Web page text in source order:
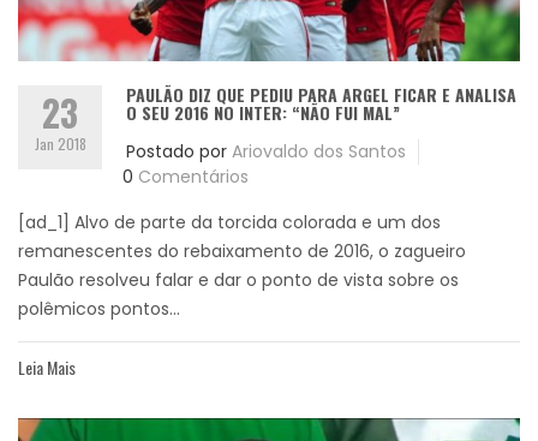
23
Jan 2018
PAULÃO DIZ QUE PEDIU PARA ARGEL FICAR E ANALISA
O SEU 2016 NO INTER: “NÃO FUI MAL”
Postado por Ariovaldo dos Santos
0 Comentários
[ad_1] Alvo de parte da torcida colorada e um dos
remanescentes do rebaixamento de 2016, o zagueiro
Paulão resolveu falar e dar o ponto de vista sobre os
polêmicos pontos...
Leia Mais